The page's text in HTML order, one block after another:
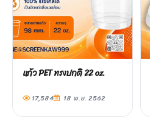
แก้ว PET ทรงปกติ 22 oz.
17,584 18 พ.ย. 2562